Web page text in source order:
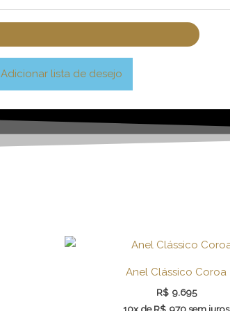
Adicionar lista de desejo
Anel Clássico Coroa
R$ 9.695